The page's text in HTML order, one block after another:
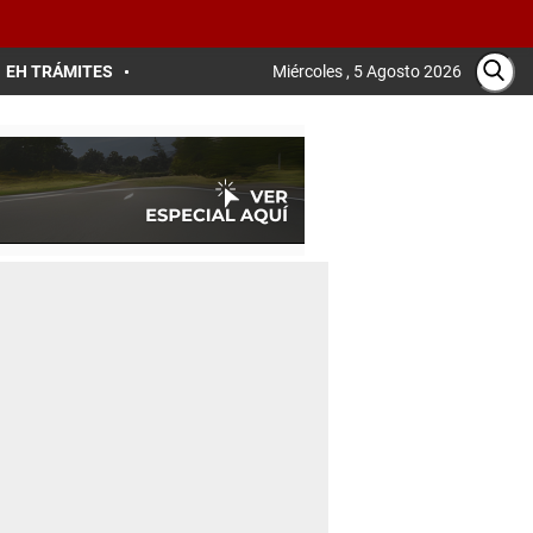
EH TRÁMITES Miércoles , 5 Agosto 2026